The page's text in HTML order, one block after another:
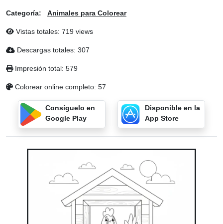
Categoría: Animales para Colorear
Vistas totales: 719 views
Descargas totales: 307
Impresión total: 579
Colorear online completo: 57
Consíguelo en
Google Play
Disponible en la
App Store